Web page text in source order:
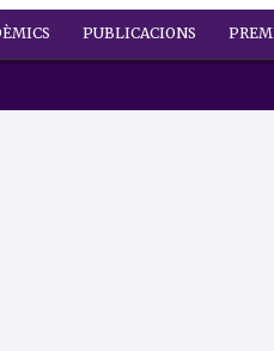
PUBLICACIONS